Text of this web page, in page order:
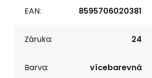
EAN: 8595706020381
Záruka: 24
Barva: vícebarevná